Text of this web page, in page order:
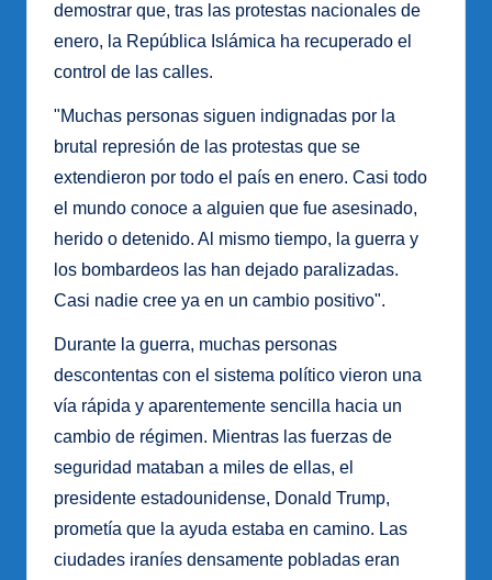
demostrar que, tras las protestas nacionales de
enero, la República Islámica ha recuperado el
control de las calles.
"Muchas personas siguen indignadas por la
brutal represión de las protestas que se
extendieron por todo el país en enero. Casi todo
el mundo conoce a alguien que fue asesinado,
herido o detenido. Al mismo tiempo, la guerra y
los bombardeos las han dejado paralizadas.
Casi nadie cree ya en un cambio positivo".
Durante la guerra, muchas personas
descontentas con el sistema político vieron una
vía rápida y aparentemente sencilla hacia un
cambio de régimen. Mientras las fuerzas de
seguridad mataban a miles de ellas, el
presidente estadounidense, Donald Trump,
prometía que la ayuda estaba en camino. Las
ciudades iraníes densamente pobladas eran